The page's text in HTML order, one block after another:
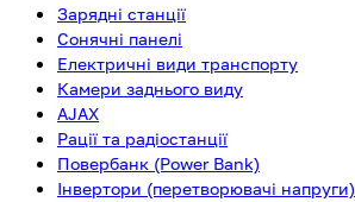
Зарядні станції
Сонячні панелі
Електричні види транспорту
Камери заднього виду
AJAX
Рації та радіостанції
Повербанк (Power Bank)
Інвертори (перетворювачі напруги)